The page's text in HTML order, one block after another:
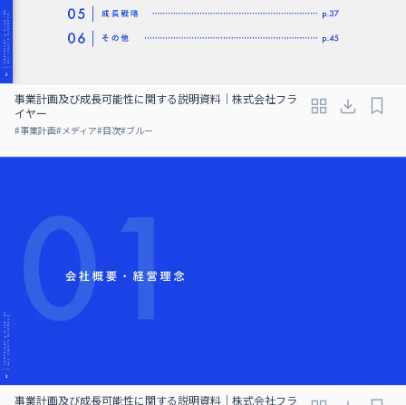
事業計画及び成⻑可能性に関する説明資料｜株式会社フラ
イヤー
#事業計画#メディア#目次#ブルー
事業計画及び成⻑可能性に関する説明資料｜株式会社フラ